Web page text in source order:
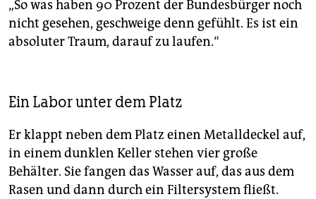
„So was haben 90 Prozent der Bundesbürger noch
nicht gesehen, geschweige denn gefühlt. Es ist ein
absoluter Traum, darauf zu laufen.“
Ein Labor unter dem Platz
Er klappt neben dem Platz einen Metalldeckel auf,
in einem dunklen Keller stehen vier große
Behälter. Sie fangen das Wasser auf, das aus dem
Rasen und dann durch ein Filtersystem fließt.